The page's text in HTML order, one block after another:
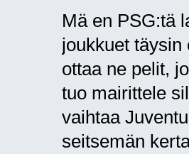
Mä en PSG:tä
joukkuet täysin
ottaa ne pelit,
tuo mairittele
vaihtaa
seitsemän